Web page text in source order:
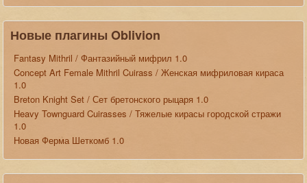
Новые плагины Oblivion
Fantasy Mithril / Фантазийный мифрил 1.0
Concept Art Female Mithril Cuirass / Женская мифриловая кираса
1.0
Breton Knight Set / Сет бретонского рыцаря 1.0
Heavy Townguard Cuirasses / Тяжелые кирасы городской стражи
1.0
Новая Ферма Шеткомб 1.0